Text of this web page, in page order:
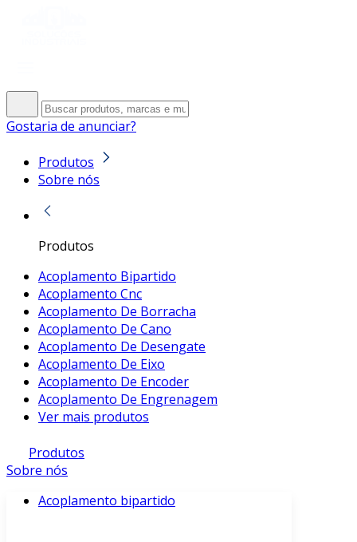
Gostaria de anunciar?
Produtos
Sobre nós
Produtos
Acoplamento Bipartido
Acoplamento Cnc
Acoplamento De Borracha
Acoplamento De Cano
Acoplamento De Desengate
Acoplamento De Eixo
Acoplamento De Encoder
Acoplamento De Engrenagem
Ver mais produtos
Produtos
Sobre nós
Acoplamento bipartido